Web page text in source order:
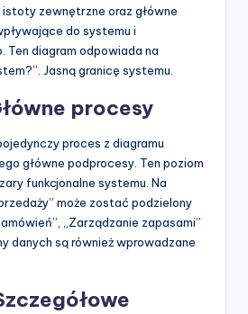
zewnętrzne oraz główne
do systemu i
Ten diagram odpowiada na
Jasną granicę systemu.
procesy
proces z diagramu
główne podprocesy. Ten poziom
funkcjonalne systemu. Na
może zostać podzielony
„Zarządzanie zapasami”
danych są również wprowadzane